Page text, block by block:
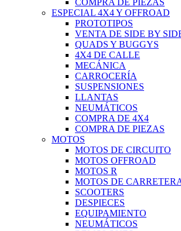
COMPRA DE PIEZAS
ESPECIAL 4X4 Y OFFROAD
PROTOTIPOS
VENTA DE SIDE BY
QUADS Y BUGGYS
4X4 DE CALLE
MECÁNICA
CARROCERÍA
SUSPENSIONES
LLANTAS
NEUMÁTICOS
COMPRA DE 4X4
COMPRA DE PIEZAS
MOTOS
MOTOS DE CIRCUITO
MOTOS OFFROAD
MOTOS R
MOTOS DE
SCOOTERS
DESPIECES
EQUIPAMIENTO
NEUMÁTICOS